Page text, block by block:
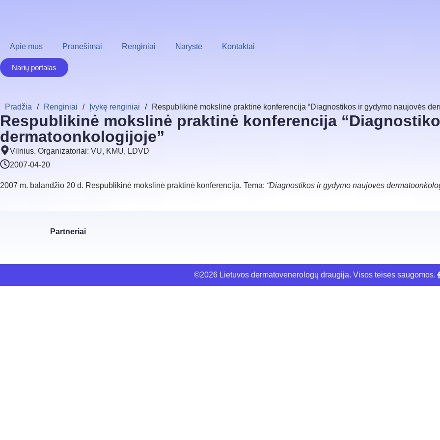
Apie mus Pranešimai Renginiai Narystė Kontaktai
Narių portalas
Pradžia / Renginiai / Įvykę renginiai / Respublikinė mokslinė praktinė konferencija “Diagnostikos ir gydymo naujovės
Respublikinė mokslinė praktinė konferencija
dermatoonkologijoje”
Vilnius. Organizatoriai: VU, KMU, LDVD
2007-04-20
2007 m. balandžio 20 d. Respublikinė mokslinė praktinė konferencija. Tema: “Diagnostikos ir gydymo naujovės
Partneriai
©2026 Lietuvos dermatovenerologų draugija. Visos teisės saugomos.